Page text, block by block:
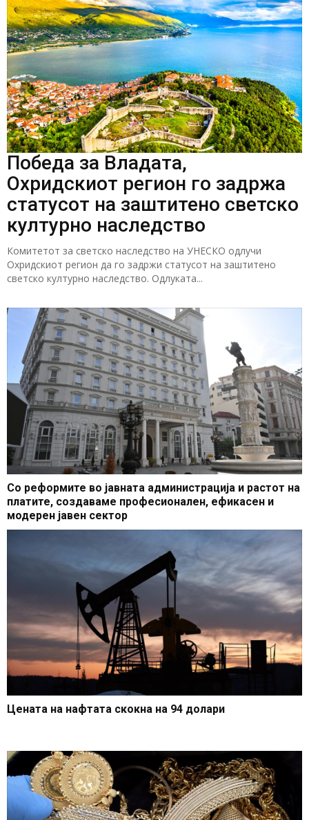
Победа за Владата,
Охридскиот регион го задржа
статусот на заштитено светско
културно наследство
Комитетот за светско наследство на УНЕСКО одлучи
Охридскиот регион да го задржи статусот на заштитено
светско културно наследство. Одлуката...
Со реформите во јавната администрација и растот на
платите, создаваме професионален, ефикасен и
модерен јавен сектор
Цената на нафтата скокна на 94 долари